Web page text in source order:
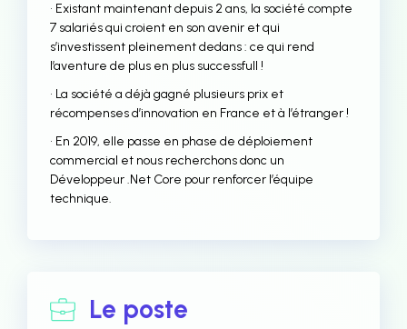
• Existant maintenant depuis 2 ans, la société compte
7 salariés qui croient en son avenir et qui
s’investissent pleinement dedans : ce qui rend
l’aventure de plus en plus successfull !
• La société a déjà gagné plusieurs prix et
récompenses d’innovation en France et à l’étranger !
• En 2019, elle passe en phase de déploiement
commercial et nous recherchons donc un
Développeur .Net Core pour renforcer l’équipe
technique.
Le poste